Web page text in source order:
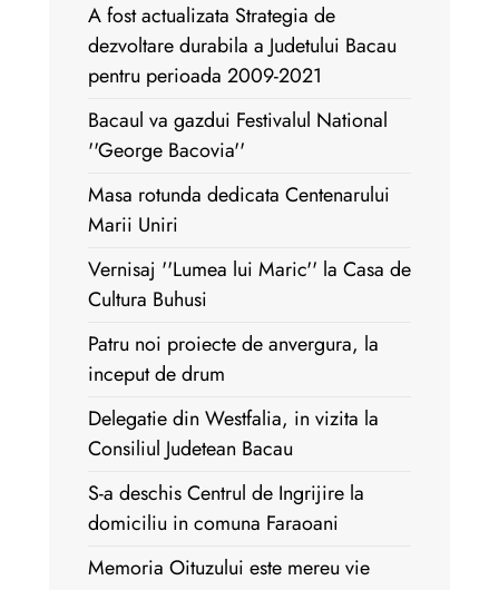
A fost actualizata Strategia de
dezvoltare durabila a Judetului Bacau
pentru perioada 2009-2021
Bacaul va gazdui Festivalul National
''George Bacovia''
Masa rotunda dedicata Centenarului
Marii Uniri
Vernisaj ''Lumea lui Maric'' la Casa de
Cultura Buhusi
Patru noi proiecte de anvergura, la
inceput de drum
Delegatie din Westfalia, in vizita la
Consiliul Judetean Bacau
S-a deschis Centrul de Ingrijire la
domiciliu in comuna Faraoani
Memoria Oituzului este mereu vie